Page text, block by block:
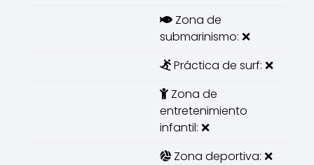
Zona de
submarinismo: ❌
Práctica de surf: ❌
Zona de
entretenimiento
infantil: ❌
Zona deportiva: ❌